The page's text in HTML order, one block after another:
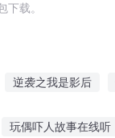
载。
逆袭之我是影后
玩偶吓人故事在线听